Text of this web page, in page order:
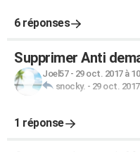
6 réponses
Supprimer Anti
Joel57- 29 oct. 2017 à
snocky. - 29 oct.
1 réponse